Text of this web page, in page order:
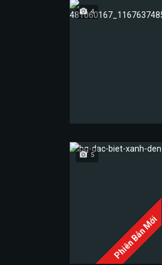
4
Phiên Bản Mới
5